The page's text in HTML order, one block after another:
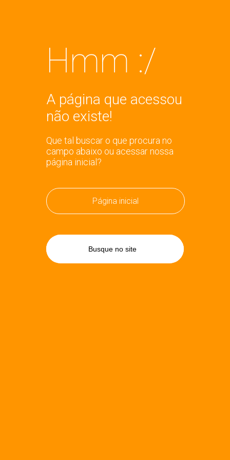
Hmm :/
A página que acessou
não existe!
Que tal buscar o que procura no
campo abaixo ou acessar nossa
página inicial?
Página inicial